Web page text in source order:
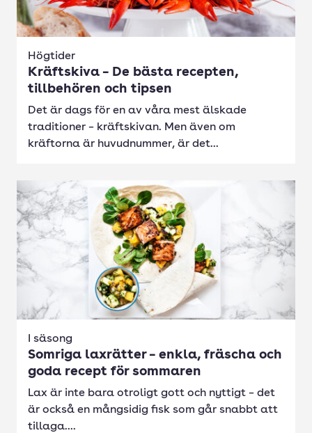
Högtider
Kräftskiva – De bästa recepten,
tillbehören och tipsen
Det är dags för en av våra mest älskade
traditioner – kräftskivan. Men även om
kräftorna är huvudnummer, är det...
I säsong
Somriga laxrätter – enkla, fräscha och
goda recept för sommaren
Lax är inte bara otroligt gott och nyttigt – det
är också en mångsidig fisk som går snabbt att
tillaga....